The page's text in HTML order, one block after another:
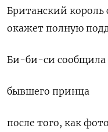
Британский король
окажет полную
Би-би-си сообщила
бывшего принца
после того, ​как